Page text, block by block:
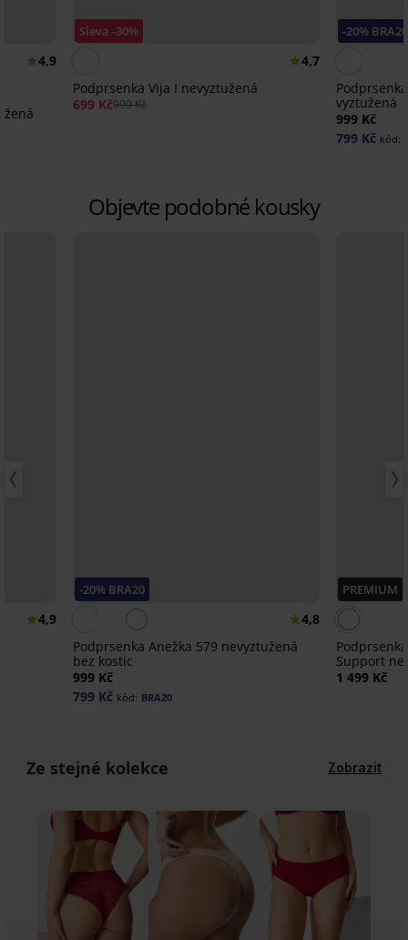
4,9
Sleva -30%
4,7
Podprsenka Vija I nevyztužená
699 Kč999 Kč
-20% BRA20
vyztužená
999 Kč
799 Kč kód:
Objevte podobné kousky
4,9
-20% BRA20
4,8
Podprsenka Anežka 579 nevyztužená
bez kostic
999 Kč
799 Kč kód: BRA20
PREMIUM
Support
vyhlazující
1 499 Kč
Ze stejné kolekce Zobrazit